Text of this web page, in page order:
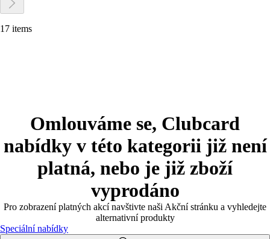
17 items
Omlouváme se, Clubcard
nabídky v této kategorii již není
platná, nebo je již zboží
vyprodáno
Pro zobrazení platných akcí navštivte naši Akční stránku a vyhledejte
alternativní produkty
Speciální nabídky